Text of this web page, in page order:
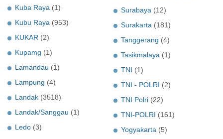
Kuba Raya (1)
Kubu Raya (953)
KUKAR (2)
Kupamg (1)
Lamandau (1)
Lampung (4)
Landak (3518)
Landak/Sanggau (1)
Ledo (3)
Surabaya (12)
Surakarta (181)
Tanggerang (4)
Tasikmalaya (1)
TNI (1)
TNI - POLRI (2)
TNI Polri (22)
TNI-POLRI (161)
Yogyakarta (5)